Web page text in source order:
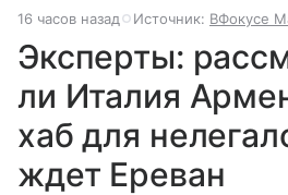
16 часов назад Источник: ВФокусе
Эксперты:
ли Италия
хаб для
ждет Ереван